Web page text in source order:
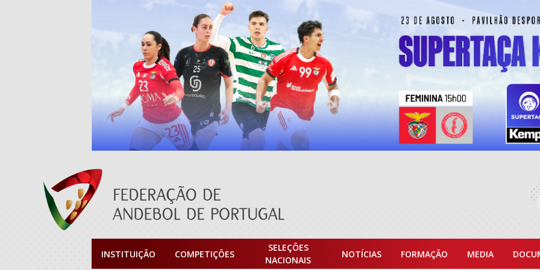
INSTITUIÇÃO COMPETIÇÕES
SELEÇÕES
NACIONAIS
NOTÍCIAS FORMAÇÃO MEDIA